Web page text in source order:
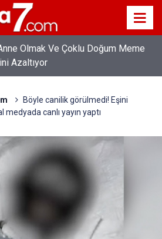
Olmak Ve Çoklu Doğum Meme
Azaltıyor
Böyle canilik görülmedi! Eşini
medyada canlı yayın yaptı